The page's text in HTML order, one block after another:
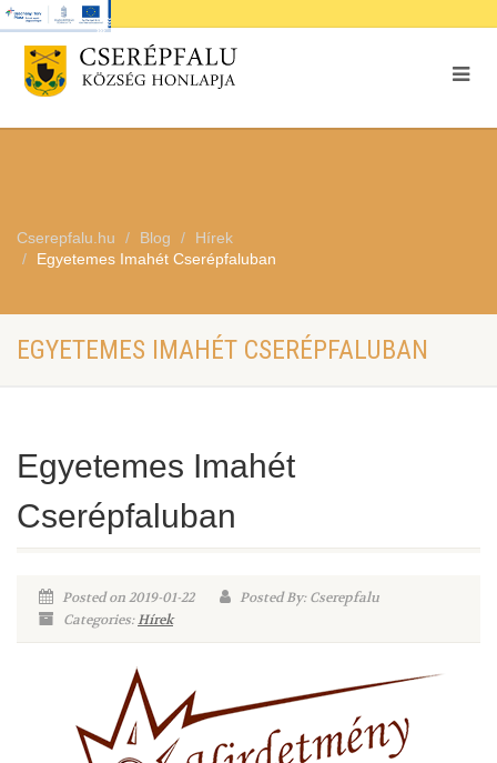
Cserepfalu.hu Blog
Hírek
Egyetemes Imahét Cserépfaluban
EGYETEMES IMAHÉT CSERÉPFALUBAN
Egyetemes Imahét
Cserépfaluban
Posted on 2019-01-22
Posted By: Cserepfalu
Categories:Hírek